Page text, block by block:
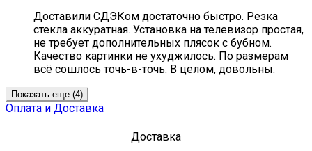
Доставили СДЭКом достаточно быстро. Резка
стекла аккуратная. Установка на телевизор простая,
не требует дополнительных плясок с бубном.
Качество картинки не ухуджилось. По размерам
всё сошлось точь-в-точь. В целом, довольны.
Показать еще (4)
Оплата и Доставка
Доставка